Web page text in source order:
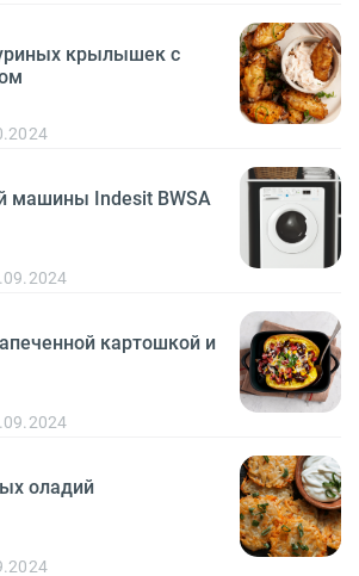
крылышек с
машины Indesit BWSA
картошкой и
оладий